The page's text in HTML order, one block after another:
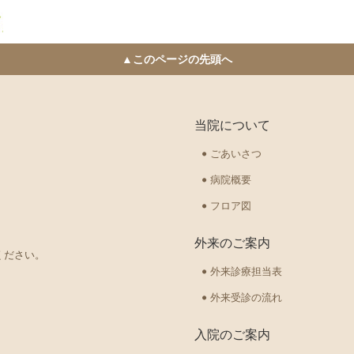
▲このページの先頭へ
さい。
当院について
ごあいさつ
病院概要
フロア図
外来のご案内
外来診療担当表
外来受診の流れ
入院のご案内